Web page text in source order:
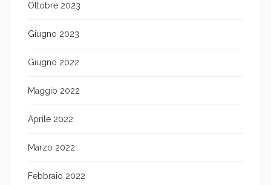
Ottobre 2023
Giugno 2023
Giugno 2022
Maggio 2022
Aprile 2022
Marzo 2022
Febbraio 2022